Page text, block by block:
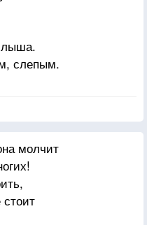
пройти,
Удачи,
пути.
Добрым Светом —
Любви,
согретым.
хранит!
слепым.
счесть.
молчит